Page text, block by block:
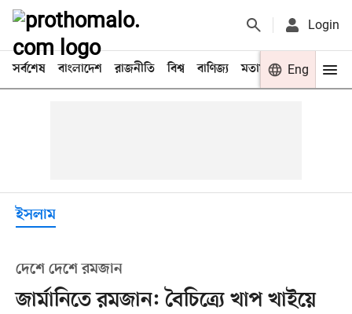
Login
সর্বশেষ বাংলাদেশ রাজনীতি বিশ্ব বাণিজ্য মতামত খেলা
Eng
ইসলাম
দেশে দেশে রমজান
জার্মানিতে রমজান: বৈচিত্র্যে খাপ খাইয়ে